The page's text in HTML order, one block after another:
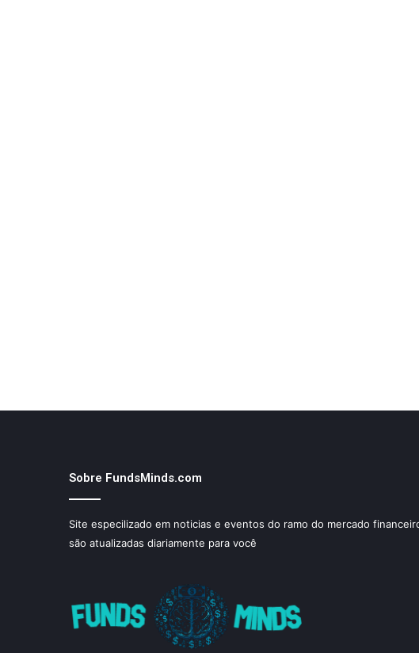
Sobre FundsMinds.com
Site especilizado em noticias e eventos do ramo do mercado
são atualizadas diariamente para você